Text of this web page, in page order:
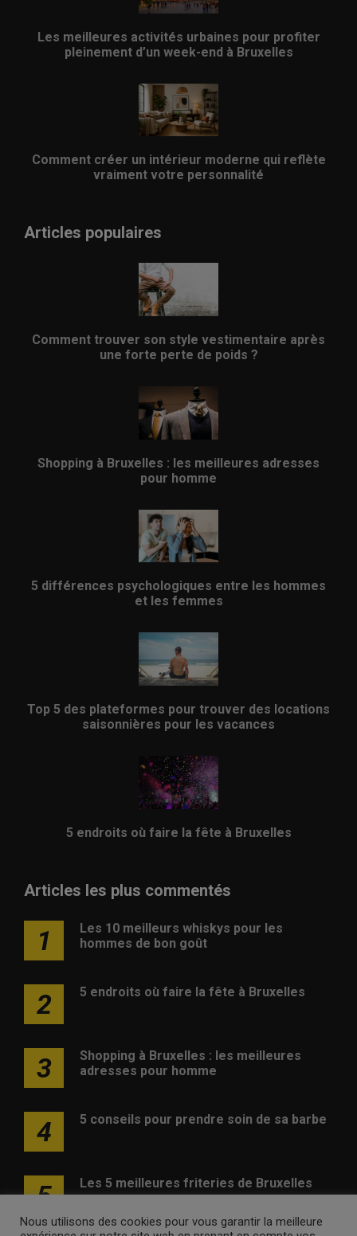
Les meilleures activités urbaines pour profiter
pleinement d’un week-end à Bruxelles
Comment créer un intérieur moderne qui reflète
vraiment votre personnalité
Articles populaires
Comment trouver son style vestimentaire après
une forte perte de poids ?
Shopping à Bruxelles : les meilleures adresses
pour homme
5 différences psychologiques entre les hommes
et les femmes
Top 5 des plateformes pour trouver des locations
saisonnières pour les vacances
5 endroits où faire la fête à Bruxelles
Articles les plus commentés
1
Les 10 meilleurs whiskys pour les
hommes de bon goût
2 5 endroits où faire la fête à Bruxelles
3
Shopping à Bruxelles : les meilleures
adresses pour homme
4 5 conseils pour prendre soin de sa barbe
5 Les 5 meilleures friteries de Bruxelles
Nous utilisons des cookies pour vous garantir la meilleure